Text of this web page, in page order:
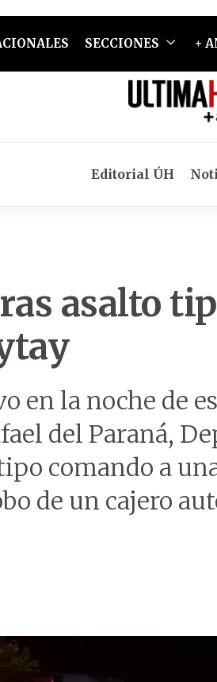
SECCIONES +
Editorial ÚH
asalto
en la noche de
del Paraná,
comando a
de un cajero